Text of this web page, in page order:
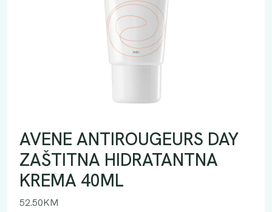
AVENE ANTIROUGEURS DAY
ZAŠTITNA HIDRATANTNA
KREMA 40ML
52.50KM